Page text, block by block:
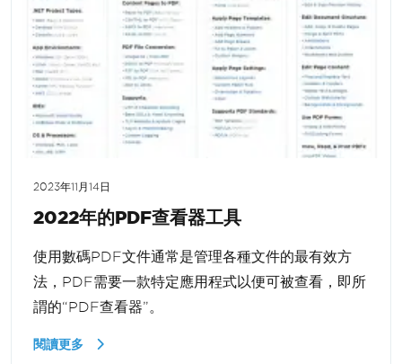
2023年11月14日
2022年的PDF查看器工具
使用數碼PDF文件通常是管理各種文件的最有效方
法，PDF需要一款特定應用程式以便可被查看，即所
謂的“PDF查看器”。
閱讀更多